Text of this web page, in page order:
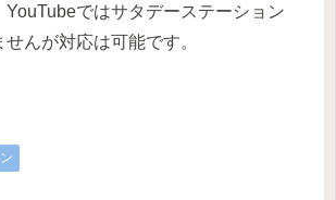
YouTubeではサタデーステーション
んが対応は可能です。